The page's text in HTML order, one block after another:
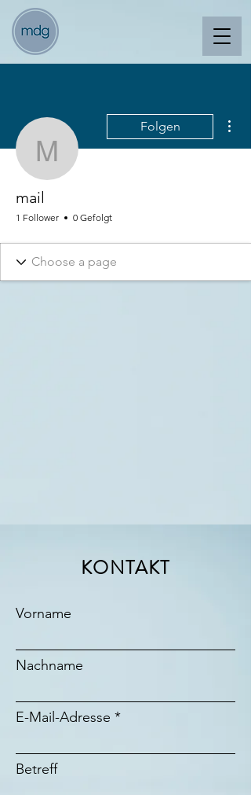
mail
Folgen
mail
1 Follower 0 Gefolgt
KONTAKT
Vorname
Nachname
E-Mail-Adresse
Betreff